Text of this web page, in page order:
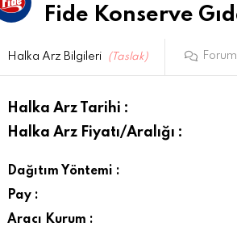
Fide Konserve
Halka Arz Bilgileri (Taslak) Forum
Halka Arz Tarihi :
Halka Arz Fiyatı/Aralığı :
Dağıtım Yöntemi :
Pay :
Aracı Kurum :